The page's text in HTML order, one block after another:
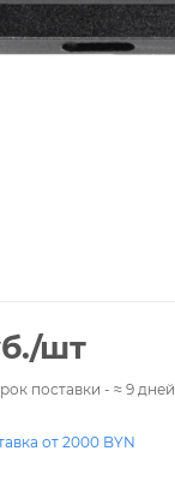
/шт
поставки - ≈ 9 дней
от 2000 BYN